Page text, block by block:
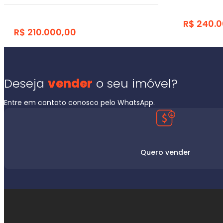
R$ 210.000,00
R$
Deseja vender o seu imóvel?
Entre em contato conosco pelo WhatsApp.
Quero vender